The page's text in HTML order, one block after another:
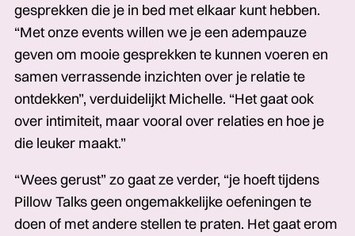
gesprekken die je in bed met elkaar kunt hebben.
“Met onze events willen we je een adempauze
geven om mooie gesprekken te kunnen voeren en
samen verrassende inzichten over je relatie te
ontdekken”, verduidelijkt Michelle. “Het gaat ook
over intimiteit, maar vooral over relaties en hoe je
die leuker maakt.”
“Wees gerust” zo gaat ze verder, “je hoeft tijdens
Pillow Talks geen ongemakkelijke oefeningen te
doen of met andere stellen te praten. Het gaat erom